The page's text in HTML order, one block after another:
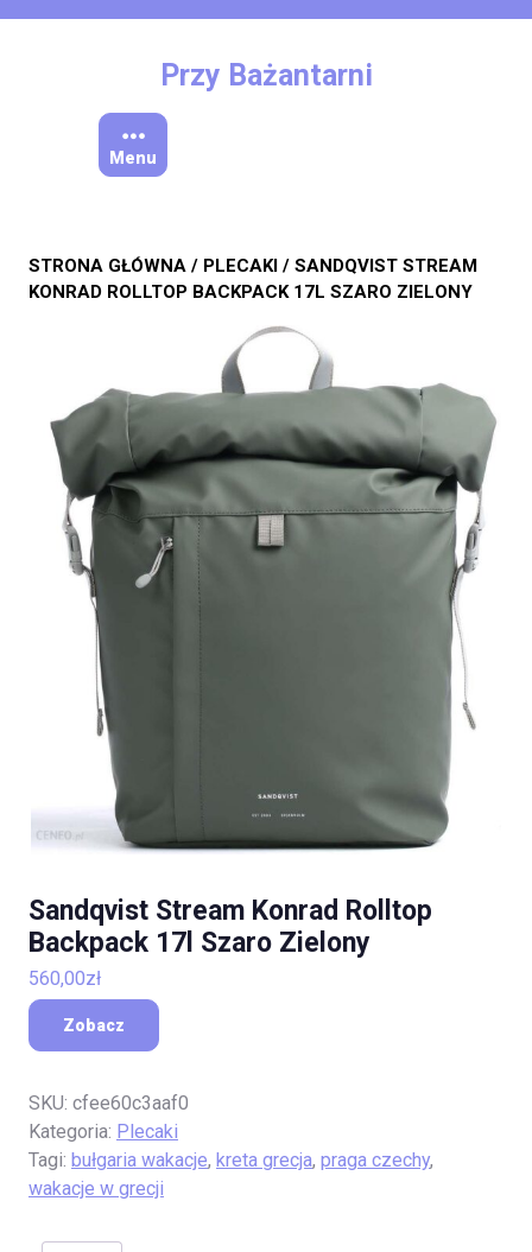
Przy Bażantarni
Menu
STRONA GŁÓWNA / PLECAKI / SANDQVIST STREAM
KONRAD ROLLTOP BACKPACK 17L SZARO ZIELONY
Sandqvist Stream Konrad Rolltop
Backpack 17l Szaro Zielony
560,00zł
Zobacz
SKU: cfee60c3aaf0
Kategoria: Plecaki
Tagi: bułgaria wakacje, kreta grecja, praga czechy,
wakacje w grecji